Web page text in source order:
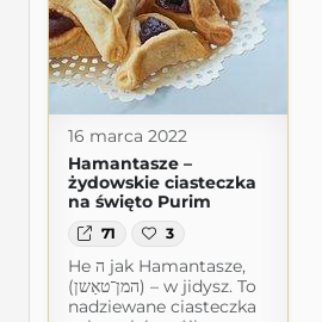
16 marca 2022
Hamantasze –
żydowskie ciasteczka
na święto Purim
71 3
He ה jak Hamantasze,
(המן־טאַשן) – w jidysz. To
nadziewane ciasteczka